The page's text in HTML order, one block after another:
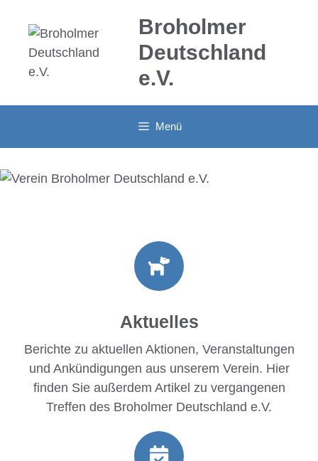
Inhalt
springen
Broholmer
Deutschland
e.V.
Menü
Aktuelles
Berichte zu aktuellen Aktionen, Veranstaltungen
und Ankündigungen aus unserem Verein. Hier
finden Sie außerdem Artikel zu vergangenen
Treffen des Broholmer Deutschland e.V.